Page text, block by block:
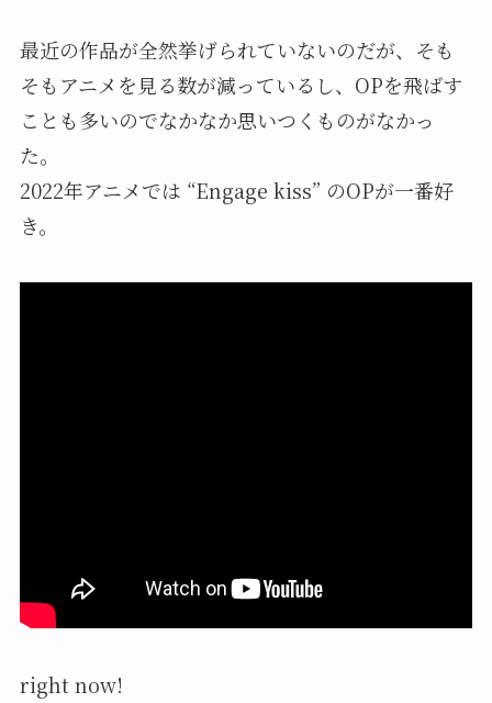
最近の作品が全然挙げられていないのだが、そも
そもアニメを見る数が減っているし、OPを飛ばす
ことも多いのでなかなか思いつくものがなかっ
た。
2022年アニメでは “Engage kiss” のOPが一番好
き。
right now!